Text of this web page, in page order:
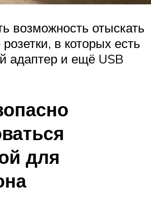
возможность отыскать
в которых есть
адаптер и ещё USB
для